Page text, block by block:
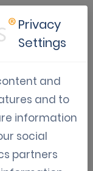
tot
Privacy
Settings
and
and to
information
social
partners